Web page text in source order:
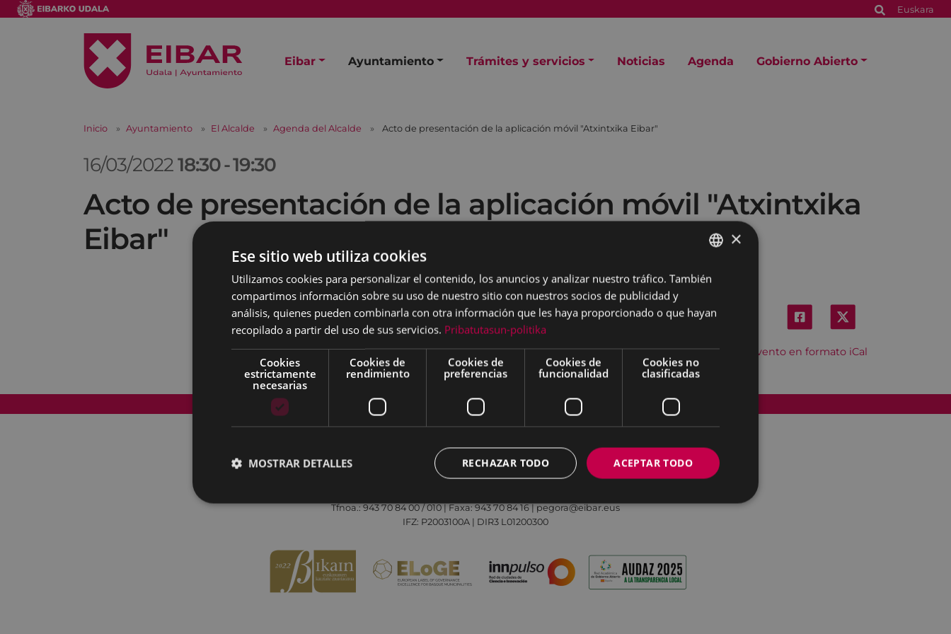
Euskara
Eibar Ayuntamiento Trámites y servicios Noticias Agenda Gobierno Abierto
Inicio Ayuntamiento El Alcalde Agenda del Alcalde Acto de presentación de la aplicación móvil "Atxintxika Eibar"
16/03/202218:30-19:30
Acto de presentación de la aplicación móvil "Atxintxika
Eibar"
Descargar el evento en formato iCal
Mapa del Sitio Aviso legal Política de cookies Contacto Accesibilidad
Todas las redes sociales del Ayuntamiento
Tfnoa.: 943 70 84 00 / 010 | Faxa: 943 70 84 16 | pegora@eibar.eus
IFZ: P2003100A | DIR3 L01200300
BASQUE
×
Ese sitio web utiliza cookies
Utilizamos cookies para personalizar el contenido, los anuncios y analizar nuestro tráfico. También
compartimos información sobre su uso de nuestro sitio con nuestros socios de publicidad y
análisis, quienes pueden combinarla con otra información que les haya proporcionado o que hayan
recopilado a partir del uso de sus servicios. Pribatutasun-politika
Cookies
estrictamente
necesarias
Cookies de
rendimiento
Cookies de
preferencias
Cookies de
funcionalidad
Cookies no
clasificadas
ACEPTAR TODO
RECHAZAR TODO
MOSTRAR DETALLES